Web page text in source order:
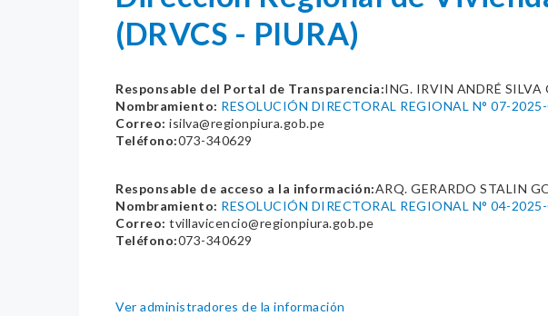
(DRVCS - PIURA)
Responsable del Portal de Transparencia:ING. IRVIN ANDRÉ SILVA
Nombramiento: RESOLUCIÓN DIRECTORAL REGIONAL N° 07-
Correo: isilva@regionpiura.gob.pe
Teléfono:073-340629
Responsable de acceso a la información:ARQ. GERARDO STALIN
Nombramiento: RESOLUCIÓN DIRECTORAL REGIONAL N° 04-
Correo: tvillavicencio@regionpiura.gob.pe
Teléfono:073-340629
Ver administradores de la información